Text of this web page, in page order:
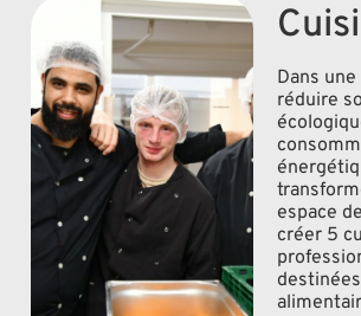
Dans
réduire
espace
créer 5